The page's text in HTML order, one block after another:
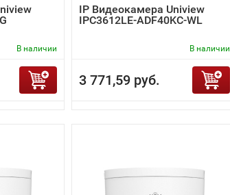
В наличии
IP Видеокамера Uniview
IPC3612LE-ADF40KC-WL
В наличии
3 771,59 руб.